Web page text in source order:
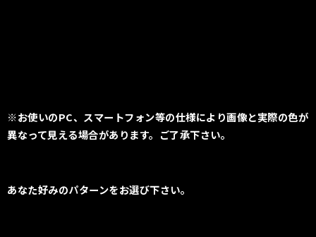
※お使いのPC、スマートフォン等の仕様により画像と実際の色が
異なって見える場合があります。ご了承下さい。
あなた好みのパターンをお選び下さい。